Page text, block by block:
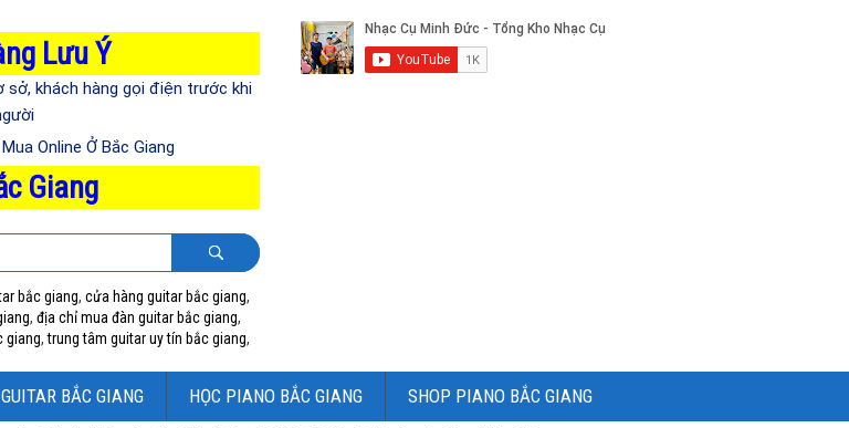
Lưu Ý
khách hàng gọi điện trước khi
Online Ở Bắc Giang
Giang
bắc giang, cửa hàng guitar bắc giang,
, địa chỉ mua đàn guitar bắc giang,
giang,trung tâm guitar uy tín bắc giang,
BẮC GIANG HỌC PIANO BẮC GIANG SHOP PIANO BẮC GIANG